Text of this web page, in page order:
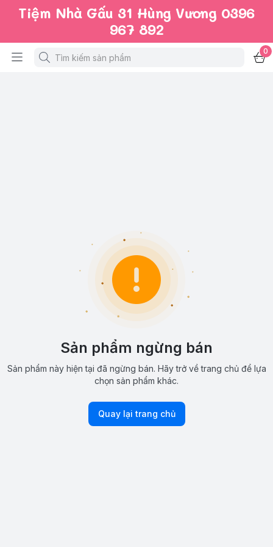
Tiệm Nhà Gấu 31 Hùng Vương 0396
967 892
0
Sản phẩm ngừng bán
Sản phẩm này hiện tại đã ngừng bán. Hãy trở về trang chủ để lựa
chọn sản phẩm khác.
Quay lại trang chủ